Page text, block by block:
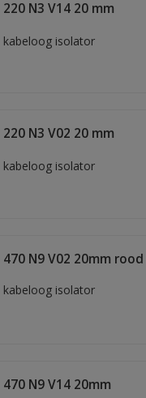
220 N3 V14 20 mm
kabeloog isolator
220 N3 V02 20 mm
kabeloog isolator
470 N9 V02 20mm rood
kabeloog isolator
470 N9 V14 20mm